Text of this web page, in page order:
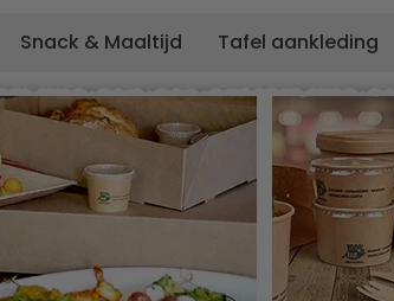
Snack & Maaltijd Tafel aankleding